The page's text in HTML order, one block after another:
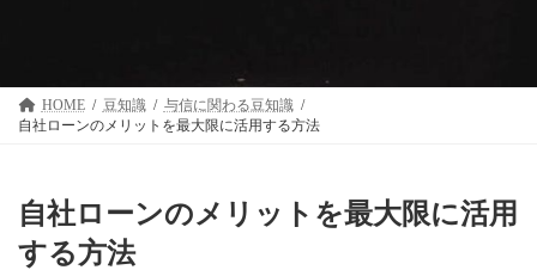
HOME 豆知識
与信に関わる豆知識
自社ローンのメリットを最大限に活用する方法
自社ローンのメリットを最大限に活用
する方法